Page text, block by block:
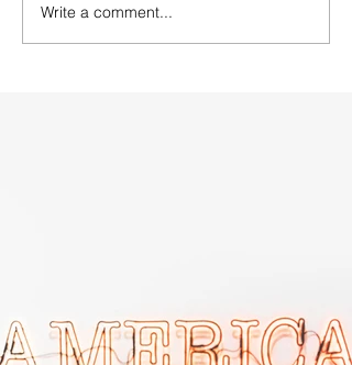
Write a comment...